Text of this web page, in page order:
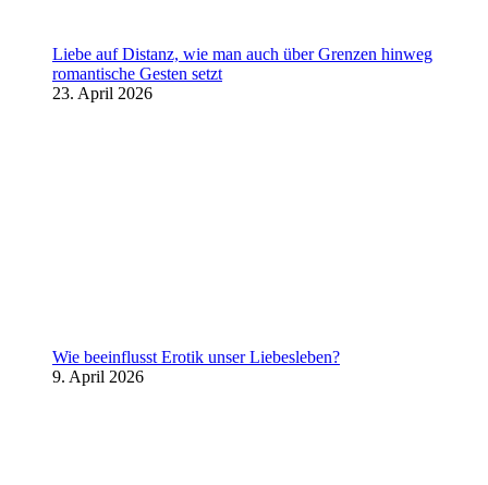
Liebe auf Distanz, wie man auch über Grenzen hinweg
romantische Gesten setzt
23. April 2026
Wie beeinflusst Erotik unser Liebesleben?
9. April 2026